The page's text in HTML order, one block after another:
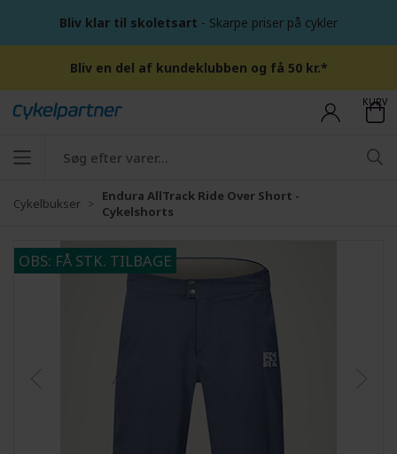
Bliv klar til skoletsart - Skarpe priser på cykler
Bliv en del af kundeklubben og få 50 kr.*
KURV
Cykelbukser
Endura AllTrack Ride Over Short -
Cykelshorts
OBS: FÅ STK. TILBAGE